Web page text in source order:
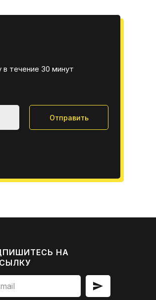
Отправить
течение 30 минут
НА